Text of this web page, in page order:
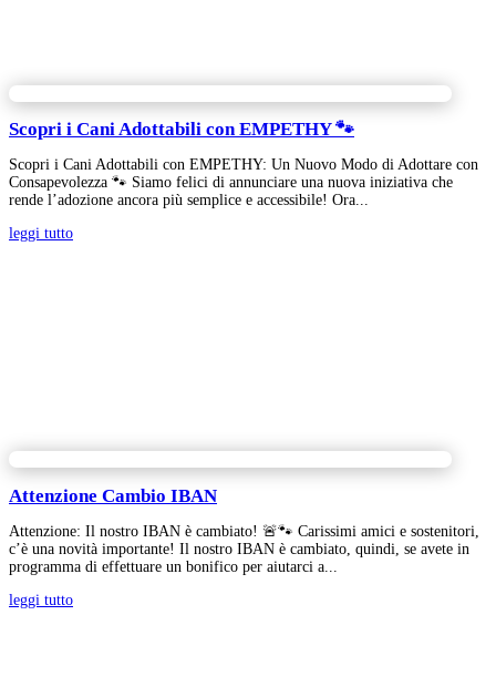
Scopri i Cani Adottabili con EMPETHY 🐾
Scopri i Cani Adottabili con EMPETHY: Un Nuovo Modo di Adottare con
Consapevolezza 🐾 Siamo felici di annunciare una nuova iniziativa che
rende l’adozione ancora più semplice e accessibile! Ora...
leggi tutto
Attenzione Cambio IBAN
Attenzione: Il nostro IBAN è cambiato! 🚨🐾 Carissimi amici e sostenitori,
c’è una novità importante! Il nostro IBAN è cambiato, quindi, se avete in
programma di effettuare un bonifico per aiutarci a...
leggi tutto